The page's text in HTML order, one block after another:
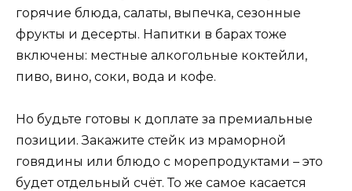
горячие блюда, салаты, выпечка, сезонные
фрукты и десерты. Напитки в барах тоже
включены: местные алкогольные коктейли,
пиво, вино, соки, вода и кофе.
Но будьте готовы к доплате за премиальные
позиции. Закажите стейк из мраморной
говядины или блюдо с морепродуктами – это
будет отдельный счёт. То же самое касается